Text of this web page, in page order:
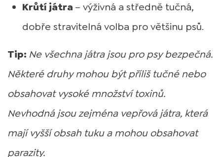
Krůtí játra – výživná a středně tučná,
dobře stravitelná volba pro většinu psů.
Tip: Ne všechna játra jsou pro psy bezpečná.
Některé druhy mohou být příliš tučné nebo
obsahovat vysoké množství toxinů.
Nevhodná jsou zejména vepřová játra, která
mají vyšší obsah tuku a mohou obsahovat
parazity.